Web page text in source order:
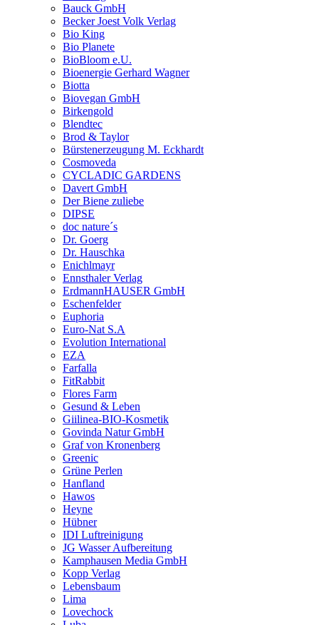
Bauck GmbH
Becker Joest Volk Verlag
Bio King
Bio Planete
BioBloom e.U.
Bioenergie Gerhard Wagner
Biotta
Biovegan GmbH
Birkengold
Blendtec
Brod & Taylor
Bürstenerzeugung M. Eckhardt
Cosmoveda
CYCLADIC GARDENS
Davert GmbH
Der Biene zuliebe
DIPSE
doc nature´s
Dr. Goerg
Dr. Hauschka
Enichlmayr
Ennsthaler Verlag
ErdmannHAUSER GmbH
Eschenfelder
Euphoria
Euro-Nat S.A
Evolution International
EZA
Farfalla
FitRabbit
Flores Farm
Gesund & Leben
Giilinea-BIO-Kosmetik
Govinda Natur GmbH
Graf von Kronenberg
Greenic
Grüne Perlen
Hanfland
Hawos
Heyne
Hübner
IDI Luftreinigung
JG Wasser Aufbereitung
Kamphausen Media GmbH
Kopp Verlag
Lebensbaum
Lima
Lovechock